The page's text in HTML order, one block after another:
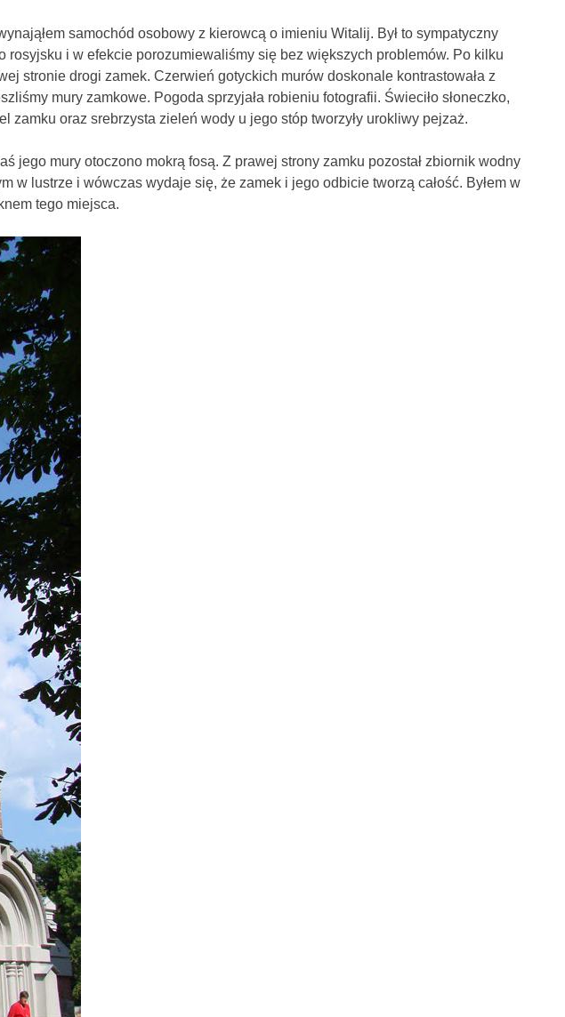
samochód osobowy z kierowcą o imieniu Witalij. Był to sympatyczny
rosyjsku i w efekcie porozumiewaliśmy się bez większych problemów. Po kilku
stronie drogi zamek. Czerwień gotyckich murów doskonale kontrastowała z
mury zamkowe. Pogoda sprzyjała robieniu fotografii. Świeciło słoneczko,
zamku oraz srebrzysta zieleń wody u jego stóp tworzyły urokliwy pejzaż.
jego mury otoczono mokrą fosą. Z prawej strony zamku pozostał zbiornik wodny
w lustrze i wówczas wydaje się, że zamek i jego odbicie tworzą całość. Byłem w
tego miejsca.